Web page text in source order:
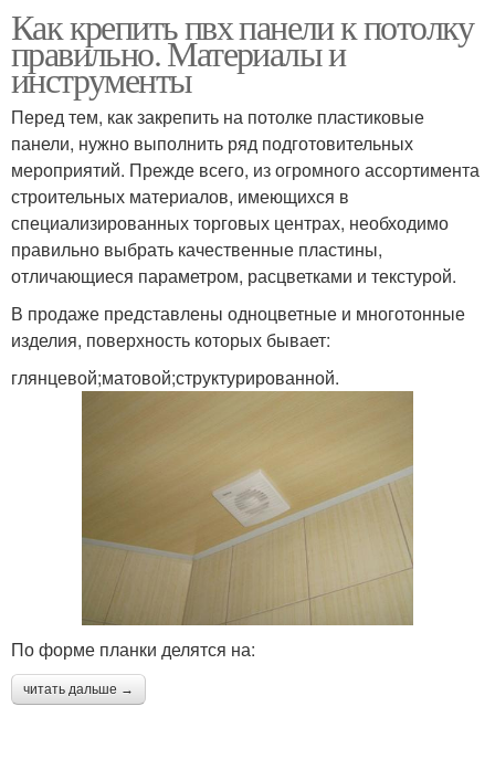
Как крепить пвх панели к потолку
правильно. Материалы и
инструменты
Перед тем, как закрепить на потолке пластиковые
панели, нужно выполнить ряд подготовительных
мероприятий. Прежде всего, из огромного ассортимента
строительных материалов, имеющихся в
специализированных торговых центрах, необходимо
правильно выбрать качественные пластины,
отличающиеся параметром, расцветками и текстурой.
В продаже представлены одноцветные и многотонные
изделия, поверхность которых бывает:
глянцевой;матовой;структурированной.
По форме планки делятся на:
читать дальше →